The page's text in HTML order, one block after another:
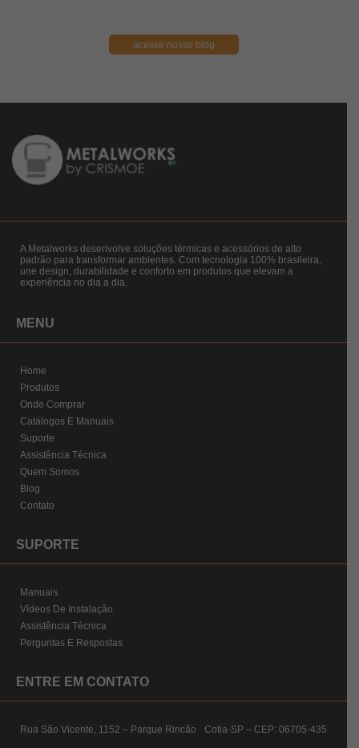
acesse nosso blog
A Metalworks desenvolve soluções térmicas e acessórios de alto
padrão para transformar ambientes. Com tecnologia 100% brasileira,
une design, durabilidade e conforto em produtos que elevam a
experiência no dia a dia.
MENU
Home
Produtos
Onde Comprar
Catálogos E Manuais
Suporte
Assistência Técnica
Quem Somos
Blog
Contato
SUPORTE
Manuais
Vídeos De Instalação
Assistência Técnica
Perguntas E Respostas
ENTRE EM CONTATO
Rua São Vicente, 1152 – Parque Rincão Cotia-SP – CEP: 06705-435